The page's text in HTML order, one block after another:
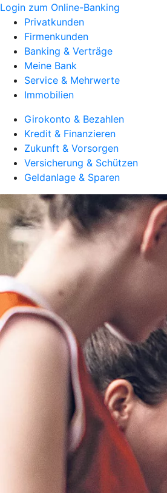
Login zum Online-Banking
Privatkunden
Firmenkunden
Banking & Verträge
Meine Bank
Service & Mehrwerte
Immobilien
Girokonto & Bezahlen
Kredit & Finanzieren
Zukunft & Vorsorgen
Versicherung & Schützen
Geldanlage & Sparen